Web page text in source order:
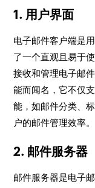
1. 用户界面
电子邮件客户端是
了一个直观且易于
接收和管理电子邮
能而闻名，它不仅
能，如邮件分类、
户的邮件管理效率。
2. 邮件服务器
邮件服务器是电子